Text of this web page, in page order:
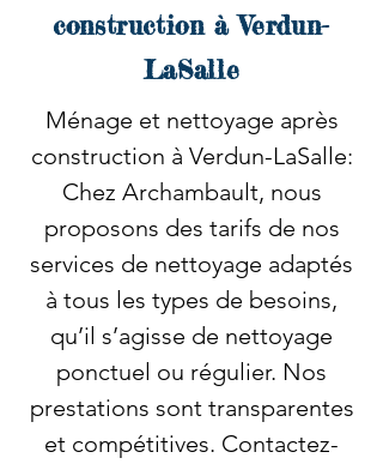
construction à Verdun-
LaSalle
Ménage et nettoyage après
construction à Verdun-LaSalle:
Chez Archambault, nous
proposons des tarifs de nos
services de nettoyage adaptés
à tous les types de besoins,
qu’il s’agisse de nettoyage
ponctuel ou régulier. Nos
prestations sont transparentes
et compétitives. Contactez-